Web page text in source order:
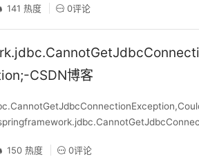
141 热度 0评论
CSDN博客
150 热度 0评论